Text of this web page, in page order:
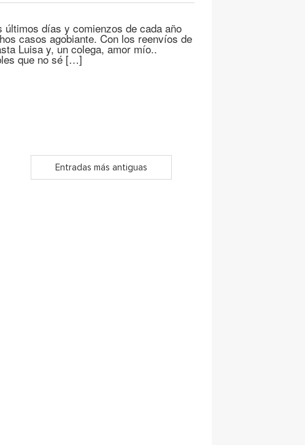
últimos días y comienzos de cada año
casos agobiante. Con los reenvíos de
Luisa y, un colega, amor mío..
que no sé […]
Entradas más antiguas